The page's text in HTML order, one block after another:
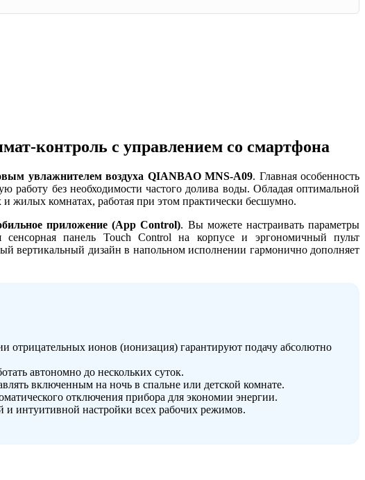
контроль с управлением со смартфона
увлажнителем воздуха QIANBAO MNS-A09. Главная особенность
работу без необходимости частого долива воды. Обладая оптимальной
жилых комнатах, работая при этом практически бесшумно.
приложение (App Control). Вы можете настраивать параметры
сенсорная панель Touch Control на корпусе и эргономичный пульт
вертикальный дизайн в напольном исполнении гармонично дополняет
отрицательных ионов (ионизация) гарантируют подачу абсолютно
автономно до нескольких суток.
включенным на ночь в спальне или детской комнате.
отключения прибора для экономии энергии.
интуитивной настройки всех рабочих режимов.